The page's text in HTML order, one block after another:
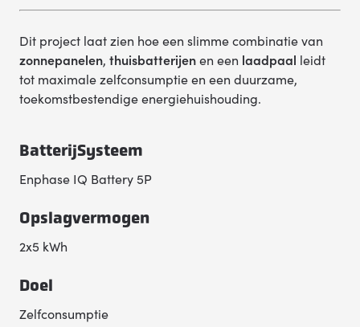
Dit project laat zien hoe een slimme combinatie van
zonnepanelen, thuisbatterijenen een laadpaal leidt
tot maximale zelfconsumptie en een duurzame,
toekomstbestendige energiehuishouding.
BatterijSysteem
Enphase IQ Battery 5P
Opslagvermogen
2x5 kWh
Doel
Zelfconsumptie